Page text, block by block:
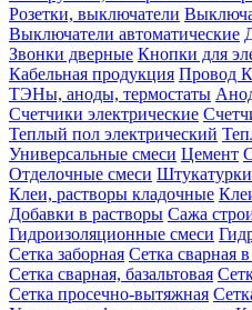
Розетки, выключатели
Выключатели автоматические
Звонки дверные Кнопки для
Кабельная продукция Провод
ТЭНы, аноды, термостаты
Счетчики электрические
Теплый пол электрический
Универсальные смеси Цемент
Отделочные смеси Штукатурки
Клеи, растворы кладочные
Добавки в растворы Сажа
Гидроизоляционные смеси
Сетка заборная Сетка сварная
Сетка сварная, базальтовая
Сетка просечно-вытяжная